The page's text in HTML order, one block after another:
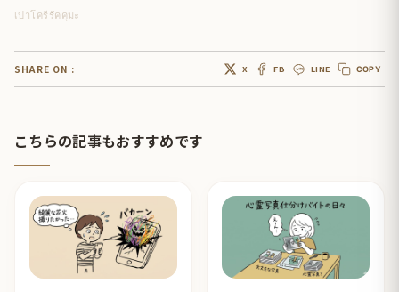
เปาโครีรัคคุมะ
SHARE ON : X FB LINE COPY
こちらの記事もおすすめです